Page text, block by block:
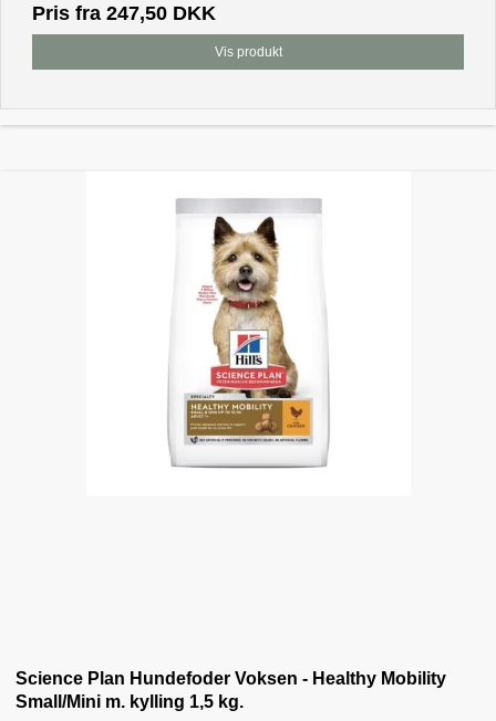
Pris fra 247,50 DKK
Vis produkt
Science Plan Hundefoder Voksen - Healthy Mobility
Small/Mini m. kylling 1,5 kg.